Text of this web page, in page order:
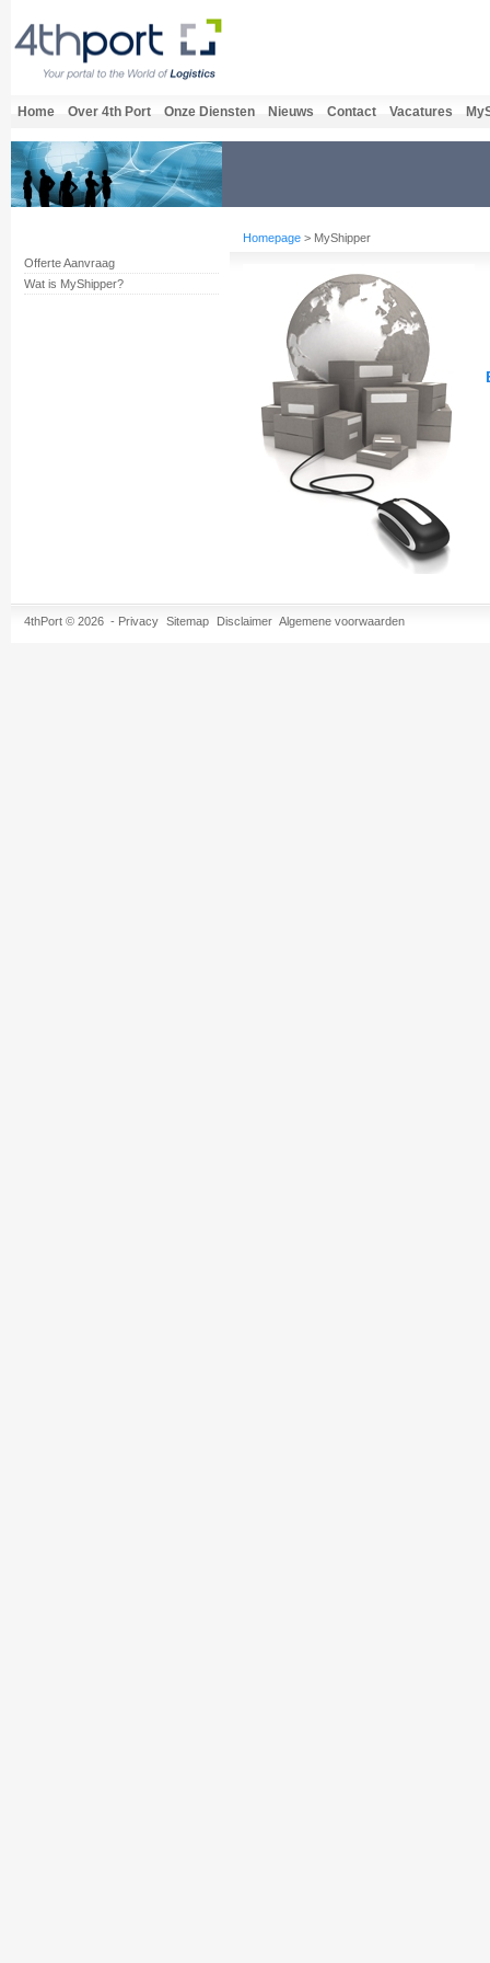
Home Over 4th Port Onze Diensten Nieuws Contact Vacatures
Offerte Aanvraag
Wat is MyShipper?
Homepage > MyShipper
4thPort © 2026 - Privacy Sitemap Disclaimer Algemene voorwaarden